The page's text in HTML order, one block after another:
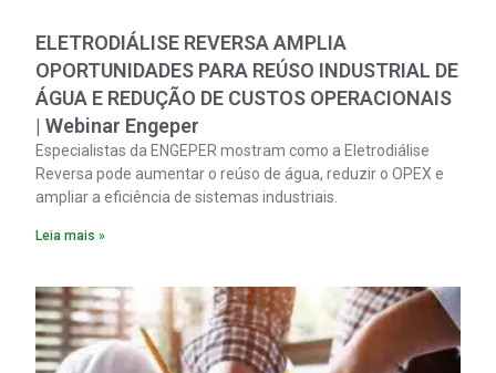
ELETRODIÁLISE REVERSA AMPLIA
OPORTUNIDADES PARA REÚSO INDUSTRIAL DE
ÁGUA E REDUÇÃO DE CUSTOS OPERACIONAIS
| Webinar Engeper
Especialistas da ENGEPER mostram como a Eletrodiálise
Reversa pode aumentar o reúso de água, reduzir o OPEX e
ampliar a eficiência de sistemas industriais.
Leia mais »